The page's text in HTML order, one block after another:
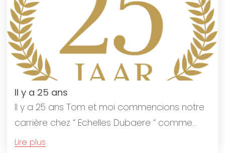
Il y a 25 ans
Il y a 25 ans Tom et moi commencions notre
carrière chez “ Echelles Dubaere “ comme...
Lire plus